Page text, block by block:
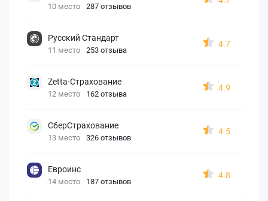
10 место 287 отзывов
Русский Стандарт
11 место 253 отзыва
4.7
Zetta-Страхование
12 место 162 отзыва
4.9
СберСтрахование
13 место 326 отзывов
4.5
Евроинс
14 место 187 отзывов
4.8